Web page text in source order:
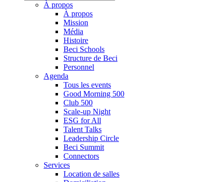
À propos
À propos
Mission
Média
Histoire
Beci Schools
Structure de Beci
Personnel
Agenda
Tous les events
Good Morning 500
Club 500
Scale-up Night
ESG for All
Talent Talks
Leadership Circle
Beci Summit
Connectors
Services
Location de salles